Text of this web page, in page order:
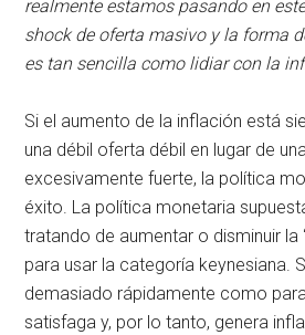
realmente estamos pasando en
shock de oferta masivo y la forma
es tan sencilla como lidiar con la
Si el aumento de la inflación está
una débil oferta débil en lugar de
excesivamente fuerte, la política
éxito. La política monetaria
tratando de aumentar o disminuir la
para usar la categoría keynesiana.
demasiado rápidamente como
satisfaga y, por lo tanto, genera